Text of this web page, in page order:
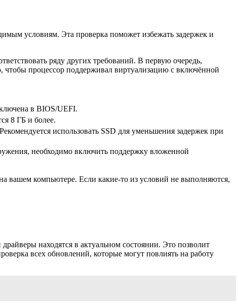
условиям. Эта проверка поможет избежать задержек и
ряду других требований. В первую очередь,
чтобы процессор поддерживал виртуализацию с включённой
в BIOS/UEFI.
8 ГБ и более.
использовать SSD для уменьшения задержек при
необходимо включить поддержку вложенной
вашем компьютере. Если какие-то из условий не выполняются,
находятся в актуальном состоянии. Это позволит
всех обновлений, которые могут повлиять на работу